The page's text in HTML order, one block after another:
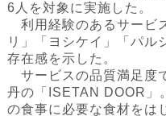
6人を対象に実施した。
利用経験のあるサービ
リ」「ヨシケイ」「パル
存在感を示した。
サービスの品質満足度
丹の「ISETAN DOOR」
の食事に必要な食材をは